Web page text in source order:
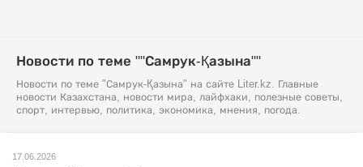
Новости по теме ""Самрук-Қазына""
Новости по теме "Самрук-Қазына" на сайте Liter.kz. Главные
новости Казахстана, новости мира, лайфхаки, полезные советы,
спорт, интервью, политика, экономика, мнения, погода.
17.06.2026